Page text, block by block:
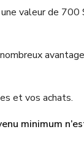
valeur de 700
et vos achats.
minimum